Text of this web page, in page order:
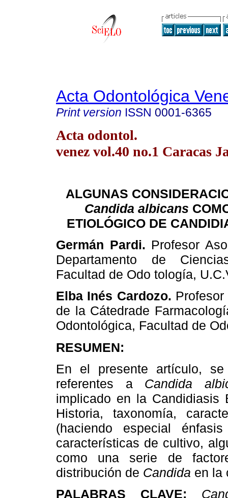
Acta Odontológica
Print version ISSN 0001-6365
Acta odontol.
venez vol.40 no.1 Caracas
ALGUNAS
Candida albicans
ETIOLÓGICO DE
Germán Pardi. Profesor
Departamento
de
Facultad de Odo tología,
Elba Inés Cardozo.
de la Cátedrade
Odontológica, Facultad de
RESUMEN:
En el presente artículo,
referentes a Candida
implicado en la Candidiasis
Historia, taxonomía,
(haciendo especial
características de cultivo,
como una serie de
distribución de Candida en la
PALABRAS CLAVE: